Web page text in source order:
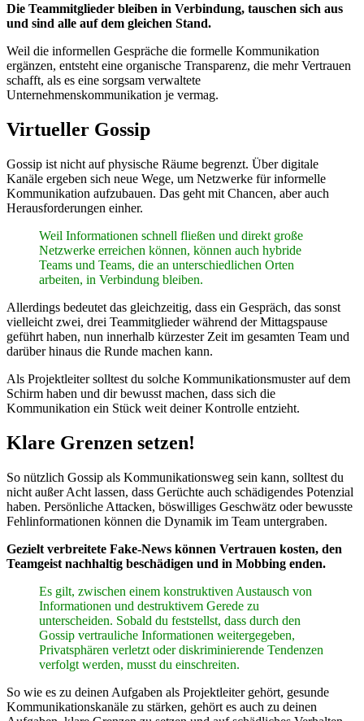
Die Teammitglieder bleiben in Verbindung, tauschen sich aus
und sind alle auf dem gleichen Stand.
Weil die informellen Gespräche die formelle Kommunikation
ergänzen, entsteht eine organische Transparenz, die mehr Vertrauen
schafft, als es eine sorgsam verwaltete
Unternehmenskommunikation je vermag.
Virtueller Gossip
Gossip ist nicht auf physische Räume begrenzt. Über digitale
Kanäle ergeben sich neue Wege, um Netzwerke für informelle
Kommunikation aufzubauen. Das geht mit Chancen, aber auch
Herausforderungen einher.
Weil Informationen schnell fließen und direkt große
Netzwerke erreichen können, können auch hybride
Teams und Teams, die an unterschiedlichen Orten
arbeiten, in Verbindung bleiben.
Allerdings bedeutet das gleichzeitig, dass ein Gespräch, das sonst
vielleicht zwei, drei Teammitglieder während der Mittagspause
geführt haben, nun innerhalb kürzester Zeit im gesamten Team und
darüber hinaus die Runde machen kann.
Als Projektleiter solltest du solche Kommunikationsmuster auf dem
Schirm haben und dir bewusst machen, dass sich die
Kommunikation ein Stück weit deiner Kontrolle entzieht.
Klare Grenzen setzen!
So nützlich Gossip als Kommunikationsweg sein kann, solltest du
nicht außer Acht lassen, dass Gerüchte auch schädigendes Potenzial
haben. Persönliche Attacken, böswilliges Geschwätz oder bewusste
Fehlinformationen können die Dynamik im Team untergraben.
Gezielt verbreitete Fake-News können Vertrauen kosten, den
Teamgeist nachhaltig beschädigen und in Mobbing enden.
Es gilt, zwischen einem konstruktiven Austausch von
Informationen und destruktivem Gerede zu
unterscheiden. Sobald du feststellst, dass durch den
Gossip vertrauliche Informationen weitergegeben,
Privatsphären verletzt oder diskriminierende Tendenzen
verfolgt werden, musst du einschreiten.
So wie es zu deinen Aufgaben als Projektleiter gehört, gesunde
Kommunikationskanäle zu stärken, gehört es auch zu deinen